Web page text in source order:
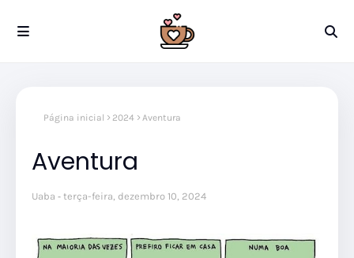
Página inicial 2024 Aventura
Aventura
Uaba terça-feira, dezembro 10, 2024